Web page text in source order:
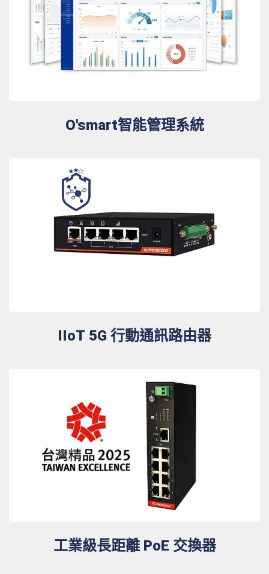
O'smart智能管理系統
IIoT 5G 行動通訊路由器
工業級長距離 PoE 交換器